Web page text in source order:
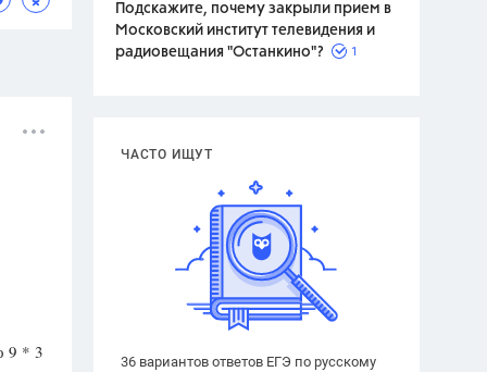
Подскажите, почему закрыли прием в
Московский институт телевидения и
радиовещания "Останкино"?
1
ЧАСТО ИЩУТ
36 вариантов ответов ЕГЭ по русскому
9 * 3